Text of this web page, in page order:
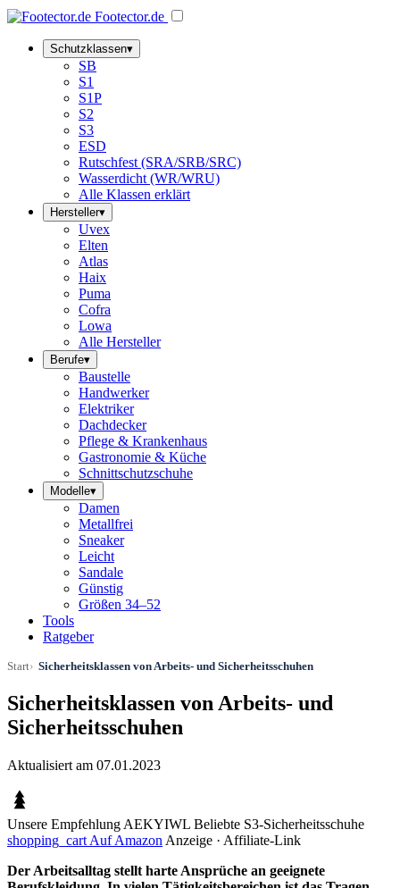
Footector.de
Schutzklassen▾
SB
S1
S1P
S2
S3
ESD
Rutschfest (SRA/SRB/SRC)
Wasserdicht (WR/WRU)
Alle Klassen erklärt
Hersteller▾
Uvex
Elten
Atlas
Haix
Puma
Cofra
Lowa
Alle Hersteller
Berufe▾
Baustelle
Handwerker
Elektriker
Dachdecker
Pflege & Krankenhaus
Gastronomie & Küche
Schnittschutzschuhe
Modelle▾
Damen
Metallfrei
Sneaker
Leicht
Sandale
Günstig
Größen 34–52
Tools
Ratgeber
Start Sicherheitsklassen von Arbeits- und Sicherheitsschuhen
Sicherheitsklassen von Arbeits- und
Sicherheitsschuhen
Aktualisiert am 07.01.2023
Unsere Empfehlung AEKYIWL Beliebte S3-Sicherheitsschuhe
shopping_cart Auf Amazon Anzeige · Affiliate-Link
Der Arbeitsalltag stellt harte Ansprüche an geeignete